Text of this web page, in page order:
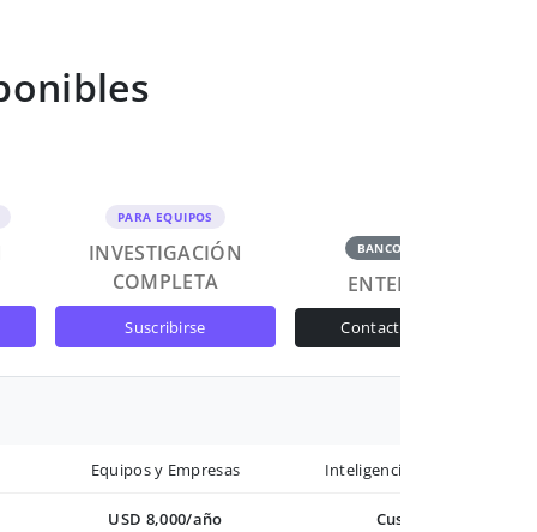
PARA EQUIPOS
INVESTIGACIÓN
COMPLETA
suscribirse
BANCOS Y GOB
ENTERPRISE
contactar ventas
Equipos y Empresas Inteligencia avanzada
USD 8,000/año Custom